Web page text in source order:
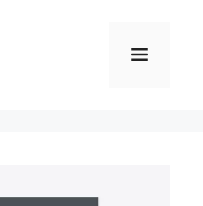
Menu